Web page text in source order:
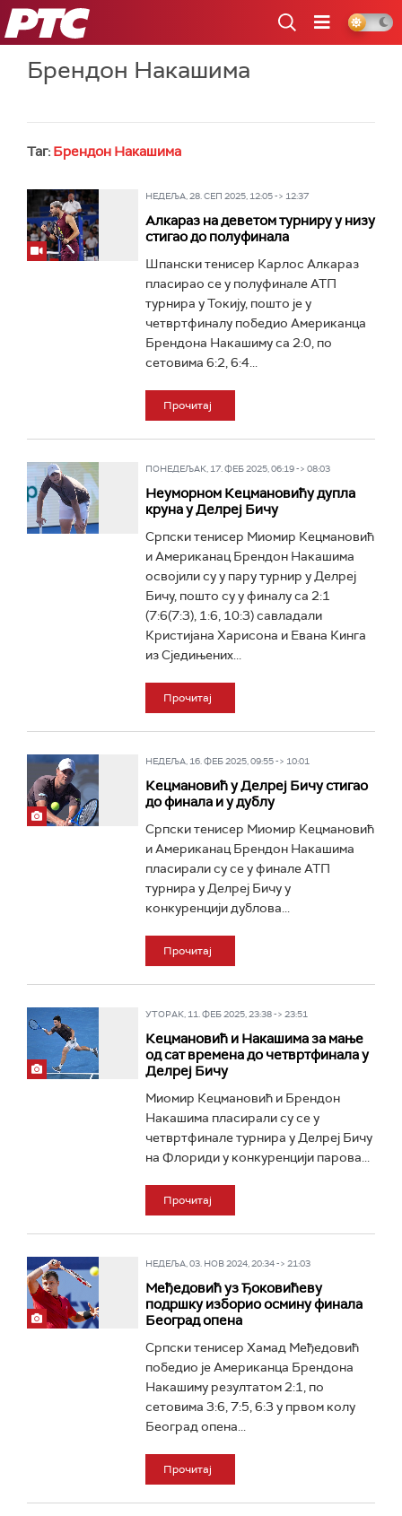
РТС
Брендон Накашима
Таг: Брендон Накашима
НЕДЕЉА, 28. СЕП 2025, 12:05 -> 12:37
Алкараз на деветом турниру у низу
стигао до полуфинала
Шпански тенисер Карлос Алкараз
пласирао се у полуфинале АТП
турнира у Токију, пошто је у
четвртфиналу победио Американца
Брендона Накашиму са 2:0, по
сетовима 6:2, 6:4...
Прочитај
ПОНЕДЕЉАК, 17. ФЕБ 2025, 06:19 -> 08:03
Неуморном Кецмановићу дупла
круна у Делреј Бичу
Српски тенисер Миомир Кецмановић
и Американац Брендон Накашима
освојили су у пару турнир у Делреј
Бичу, пошто су у финалу са 2:1
(7:6(7:3), 1:6, 10:3) савладали
Кристијана Харисона и Евана Кинга
из Сједињених...
Прочитај
НЕДЕЉА, 16. ФЕБ 2025, 09:55 -> 10:01
Кецмановић у Делреј Бичу стигао
до финала и у дублу
Српски тенисер Миомир Кецмановић
и Американац Брендон Накашима
пласирали су се у финале АТП
турнира у Делреј Бичу у
конкуренцији дублова...
Прочитај
УТОРАК, 11. ФЕБ 2025, 23:38 -> 23:51
Кецмановић и Накашима за мање
од сат времена до четвртфинала у
Делреј Бичу
Миомир Кецмановић и Брендон
Накашима пласирали су се у
четвртфинале турнира у Делреј Бичу
на Флориди у конкуренцији парова...
Прочитај
НЕДЕЉА, 03. НОВ 2024, 20:34 -> 21:03
Међедовић уз Ђоковићеву
подршку изборио осмину финала
Београд опена
Српски тенисер Хамад Међедовић
победио је Американца Брендона
Накашиму резултатом 2:1, по
сетовима 3:6, 7:5, 6:3 у првом колу
Београд опена...
Прочитај